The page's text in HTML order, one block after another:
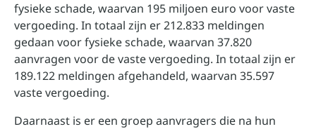
fysieke schade, waarvan 195 miljoen euro voor vaste
vergoeding. In totaal zijn er 212.833 meldingen
gedaan voor fysieke schade, waarvan 37.820
aanvragen voor de vaste vergoeding. In totaal zijn er
189.122 meldingen afgehandeld, waarvan 35.597
vaste vergoeding.
Daarnaast is er een groep aanvragers die na hun